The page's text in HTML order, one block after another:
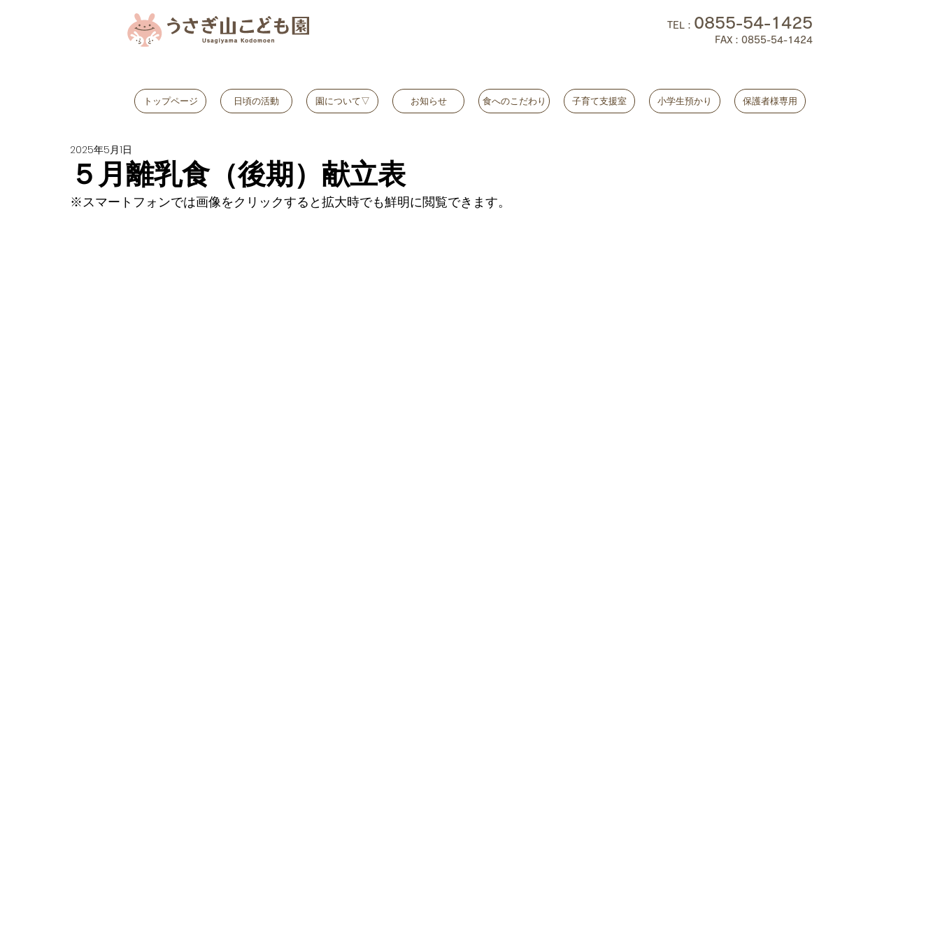
TEL ： 0855-54-1425
FAX：0855-54-1424
トップページ 日頃の活動 園について▽ お知らせ 食へのこだわり 子育て支援室 小学生預かり 保護者様専用
５月離乳食（後期）献立表
2025年5月1日
※スマートフォンでは画像をクリックすると拡大時でも鮮明に閲覧できます。